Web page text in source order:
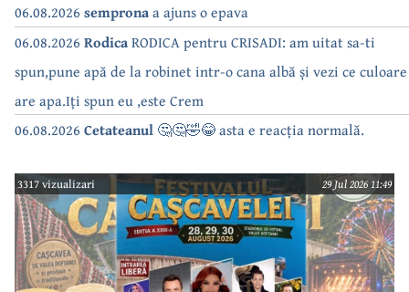
06.08.2026 sempronaa ajuns o epava
06.08.2026 RodicaRODICA pentru CRISADI: am uitat sa-ti
spun,pune apă de la robinet intr-o cana albă și vezi ce culoare
are apa.Iți spun eu ,este Crem
06.08.2026 Cetateanul 🤔🤔🤣😂 asta e reacția normală.
3317 vizualizari 29 Jul 2026 11:49